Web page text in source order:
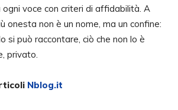
ogni voce con criteri di affidabilità. A
onesta non è un nome, ma un confine:
si può raccontare, ciò che non lo è
privato.
Nblog.it